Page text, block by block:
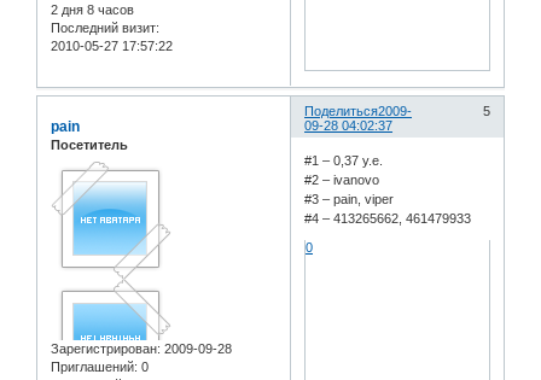
2 дня 8 часов
Последний визит:
2010-05-27 17:57:22
Поделиться 5
2009-
09-28 04:02:37
pain
Посетитель
Зарегистрирован: 2009-09-28
Приглашений: 0
#1 – 0,37 y.e.
#2 – ivanovo
#3 – pain, viper
#4 – 413265662, 461479933
0